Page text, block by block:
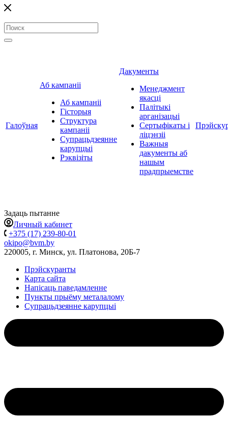
Галоўная
Аб кампаніі
Аб кампаніі
Гісторыя
Структура
кампаніі
Супрацьдзеянне
карупцыі
Рэквізіты
Дакументы
Менеджмент
якасці
Палітыкі
арганізацыі
Сертыфікаты і
ліцэнзіі
Важныя
дакументы аб
нашым
прадпрыемстве
Задаць пытанне
Личный кабинет
+375 (17) 239-80-01
okipo@bvm.by
220005, г. Минск, ул. Платонова, 20Б-7
Прэйскуранты
Карта сайта
Напісаць паведамленне
Пункты прыёму металалому
Супрацьдзеянне карупцыі